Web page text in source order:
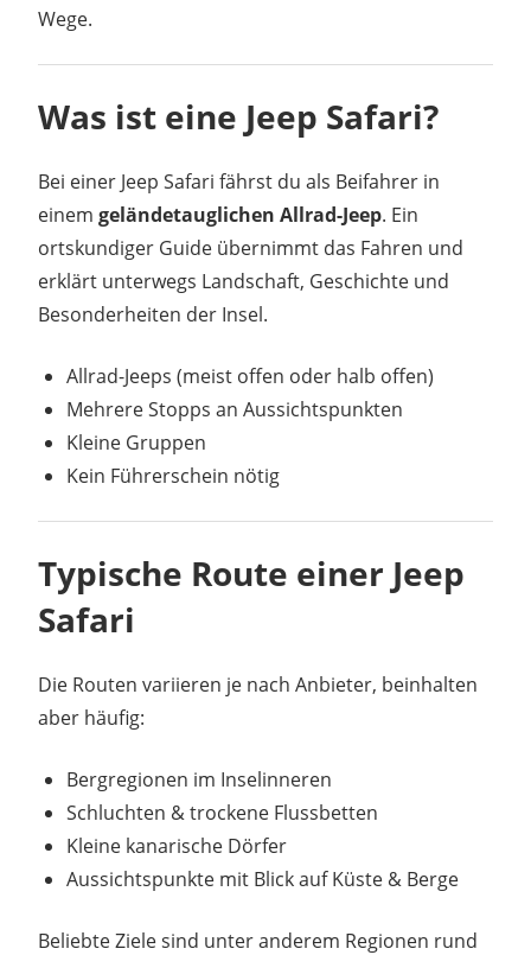
Wege.
Was ist eine Jeep Safari?
Bei einer Jeep Safari fährst du als Beifahrer in
einem geländetauglichen Allrad-Jeep. Ein
ortskundiger Guide übernimmt das Fahren und
erklärt unterwegs Landschaft, Geschichte und
Besonderheiten der Insel.
Allrad-Jeeps (meist offen oder halb offen)
Mehrere Stopps an Aussichtspunkten
Kleine Gruppen
Kein Führerschein nötig
Typische Route einer Jeep
Safari
Die Routen variieren je nach Anbieter, beinhalten
aber häufig:
Bergregionen im Inselinneren
Schluchten & trockene Flussbetten
Kleine kanarische Dörfer
Aussichtspunkte mit Blick auf Küste & Berge
Beliebte Ziele sind unter anderem Regionen rund